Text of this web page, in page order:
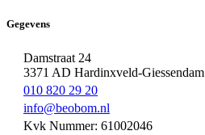
Gegevens
Damstraat 24
3371 AD Hardinxveld-Giessendam
010 820 29 20
info@beobom.nl
Kvk Nummer: 61002046